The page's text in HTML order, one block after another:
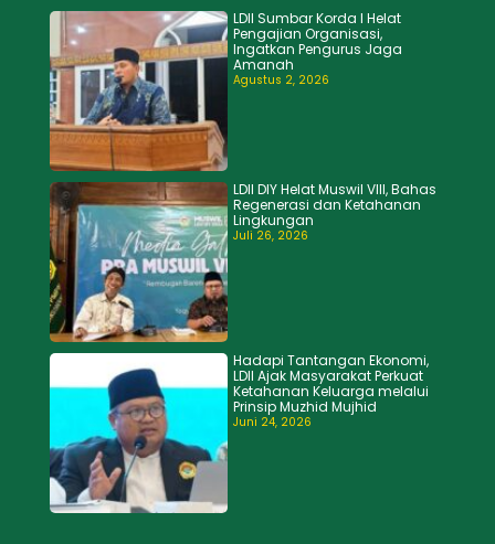
LDII Sumbar Korda I Helat
Pengajian Organisasi,
Ingatkan Pengurus Jaga
Amanah
Agustus 2, 2026
LDII DIY Helat Muswil VIII, Bahas
Regenerasi dan Ketahanan
Lingkungan
Juli 26, 2026
Hadapi Tantangan Ekonomi,
LDII Ajak Masyarakat Perkuat
Ketahanan Keluarga melalui
Prinsip Muzhid Mujhid
Juni 24, 2026